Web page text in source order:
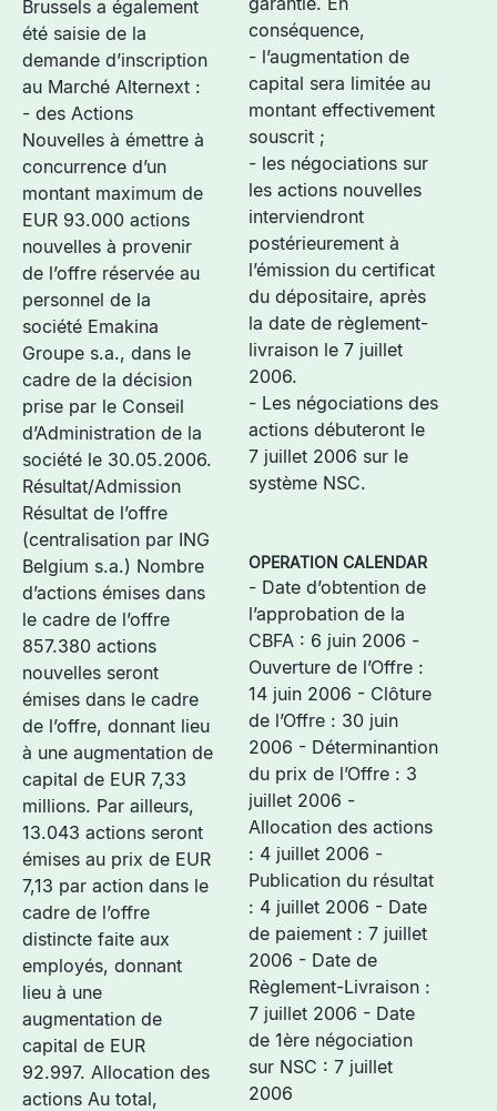
Brussels a également
été saisie de la
demande d’inscription
au Marché Alternext :
- des Actions
Nouvelles à émettre à
concurrence d’un
montant maximum de
EUR 93.000 actions
nouvelles à provenir
de l’offre réservée au
personnel de la
société Emakina
Groupe s.a., dans le
cadre de la décision
prise par le Conseil
d’Administration de la
société le 30.05.2006.
Résultat/Admission
Résultat de l’offre
(centralisation par ING
Belgium s.a.) Nombre
d’actions émises dans
le cadre de l’offre
857.380 actions
nouvelles seront
émises dans le cadre
de l’offre, donnant lieu
à une augmentation de
capital de EUR 7,33
millions. Par ailleurs,
13.043 actions seront
émises au prix de EUR
7,13 par action dans le
cadre de l’offre
distincte faite aux
employés, donnant
lieu à une
augmentation de
capital de EUR
92.997. Allocation des
actions Au total,
conséquence,
- l’augmentation de
capital sera limitée au
montant effectivement
souscrit ;
- les négociations sur
les actions nouvelles
interviendront
postérieurement à
l’émission du certificat
du dépositaire, après
la date de règlement-
livraison le 7 juillet
2006.
- Les négociations des
actions débuteront le
7 juillet 2006 sur le
système NSC.
OPERATION CALENDAR
- Date d’obtention de
l’approbation de la
CBFA : 6 juin 2006 -
Ouverture de l’Offre :
14 juin 2006 - Clôture
de l’Offre : 30 juin
2006 - Déterminantion
du prix de l’Offre : 3
juillet 2006 -
Allocation des actions
: 4 juillet 2006 -
Publication du résultat
: 4 juillet 2006 - Date
de paiement : 7 juillet
2006 - Date de
Règlement-Livraison :
7 juillet 2006 - Date
de 1ère négociation
sur NSC : 7 juillet
2006